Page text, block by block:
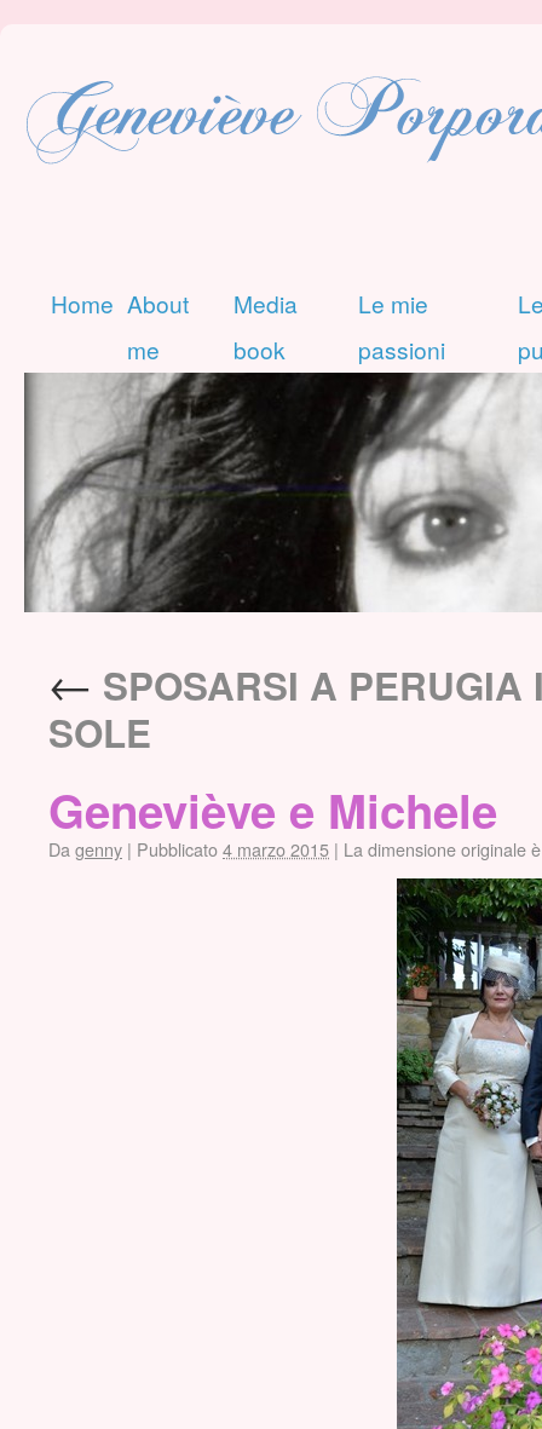
Home About
me
Media
book
Le mie
passioni
← SPOSARSI A
SOLE
Geneviève e Michele
Da genny | Pubblicato4 marzo 2015 | La dimensione originale